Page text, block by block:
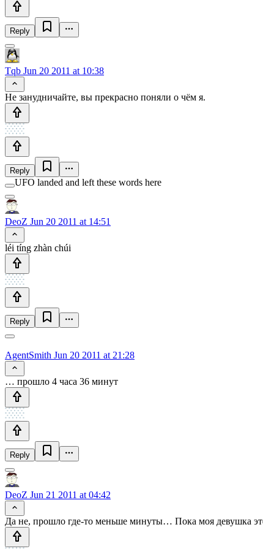
Reply
Tqb Jun 20 2011 at 10:38
Не занудничайте, вы прекрасно поняли о чём я.
Reply
UFO landed and left these words here
DeoZ Jun 20 2011 at 14:51
léi tíng zhàn chúi
Reply
AgentSmith Jun 20 2011 at 21:28
… прошло 4 часа 36 минут
Reply
DeoZ Jun 21 2011 at 04:42
Да не, прошло где-то меньше минуты… Пока моя девушка